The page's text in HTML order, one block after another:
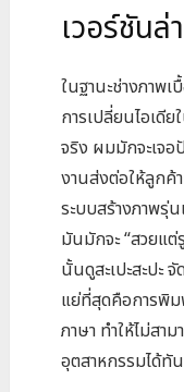
เวอร์ชันล่
ในฐานะช่างภาพ
การเปลี่ยนไอเดี
จริง ผมมักจะเจอ
งานส่งต่อให้ลูกค้
ระบบสร้างภาพรุ่
มันมักจะ “สวยแต่
นั้นดูสะเปะสะปะ
แย่ที่สุดคือการพิ
ภาษา ทำให้ไม่สา
อุตสาหกรรมได้ทั